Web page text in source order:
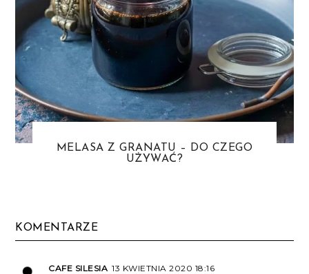
MELASA Z GRANATU – DO CZEGO
UŻYWAĆ?
KOMENTARZE
CAFE SILESIA 13 KWIETNIA 2020 18:16